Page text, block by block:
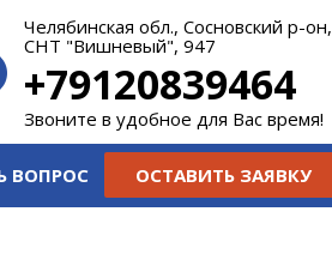
Челябинская обл., Сосновский р-он,
СНТ "Вишневый", 947
+79120839464
Звоните в удобное для Вас время!
ВОПРОС ОСТАВИТЬ ЗАЯВКУ